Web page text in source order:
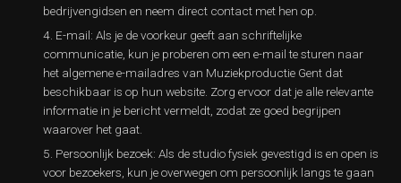
bedrijvengidsen en neem direct contact met hen op.
E-mail: Als je de voorkeur geeft aan schriftelijke
communicatie, kun je proberen om een e-mail te sturen naar
het algemene e-mailadres van Muziekproductie Gent dat
beschikbaar is op hun website. Zorg ervoor dat je alle relevante
informatie in je bericht vermeldt, zodat ze goed begrijpen
waarover het gaat.
Persoonlijk bezoek: Als de studio fysiek gevestigd is en open is
voor bezoekers, kun je overwegen om persoonlijk langs te gaan